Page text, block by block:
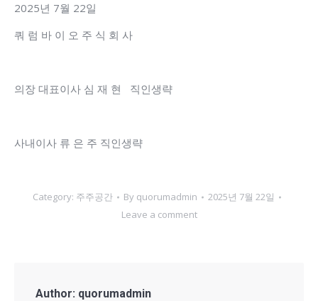
2025년 7월 22일
쿼 럼 바 이 오 주 식 회 사
의장 대표이사 심 재 현 직인생략
사내이사 류 은 주 직인생략
Category: 주주공간 By quorumadmin
2025년 7월 22일
Leave a comment
Author: quorumadmin